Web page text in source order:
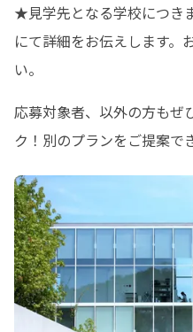
★見学先となる学校につき
にて詳細をお伝えします。
い。
応募対象者、以外の方もぜ
ク！別のプランをご提案で